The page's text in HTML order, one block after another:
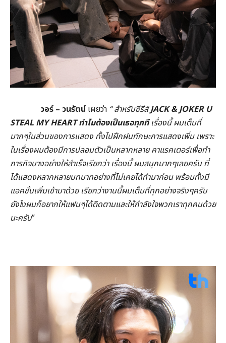
วอร์ – วนรัตน์ เผยว่า “สำหรับซีรีส์JACK & JOKER U
STEAL MY HEARTทำไมต้องเป็นเธอทุกทีเรื่องนี้ ผมเต็มที่
มากๆในส่วนของการแสดง ทั้งไปฝึกฝนทักษะการแสดงเพิ่ม เพราะ
ในเรื่องผมต้องมีการปลอมตัวเป็นหลากหลาย คาแรคเตอร์เพื่อทำ
ภารกิจบางอย่างให้สำเร็จเรียกว่า เรื่องนี้ ผมสนุกมากๆเลยครับ ที่
ได้แสดงหลากหลายบทบาทอย่างที่ไม่เคยได้ทำมาก่อน พร้อมทั้งมี
แอคชั่นเพิ่มเข้ามาด้วย เรียกว่างานนี้ผมเต็มที่ทุกอย่างจริงๆครับ
ยังไงผมก็อยากให้แฟนๆได้ติดตามและให้กำลังใจพวกเราทุกคนด้วย
นะครับ”